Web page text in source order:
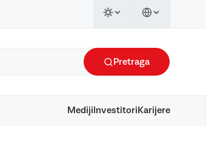
Pretraga
Mediji Investitori Karijere